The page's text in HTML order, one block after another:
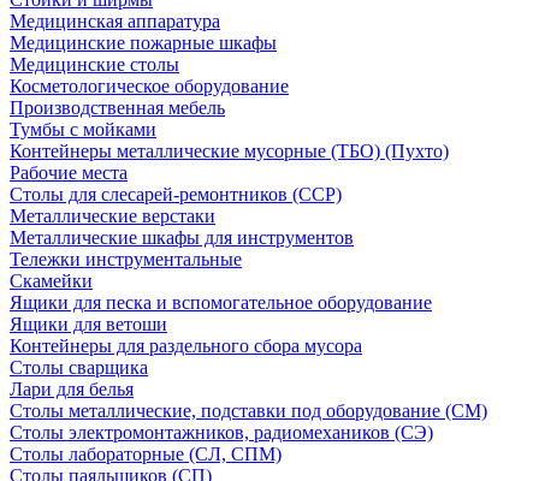
Медицинская аппаратура
Медицинские пожарные шкафы
Медицинские столы
Косметологическое оборудование
Производственная мебель
Тумбы с мойками
Контейнеры металлические мусорные (ТБО) (Пухто)
Рабочие места
Столы для слесарей-ремонтников (ССР)
Металлические верстаки
Металлические шкафы для инструментов
Тележки инструментальные
Скамейки
Ящики для песка и вспомогательное оборудование
Ящики для ветоши
Контейнеры для раздельного сбора мусора
Столы сварщика
Лари для белья
Столы металлические, подставки под оборудование (СМ)
Столы электромонтажников, радиомехаников (СЭ)
Столы лабораторные (СЛ, СПМ)
Столы паяльщиков (СП)